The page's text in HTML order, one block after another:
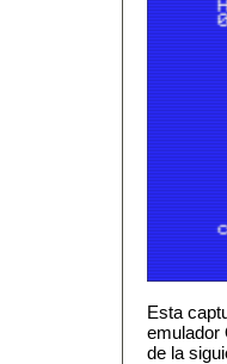
Esta
emulador
de la